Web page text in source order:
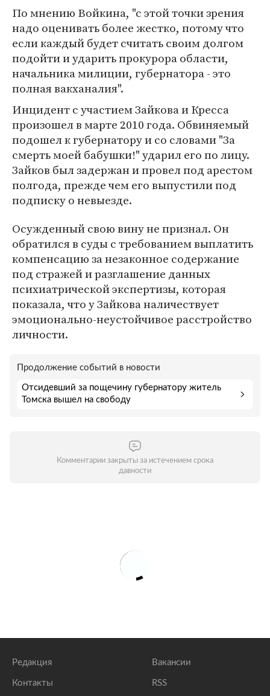
По мнению Войкина, "с этой точки зрения
надо оценивать более жестко, потому что
если каждый будет считать своим долгом
подойти и ударить прокурора области,
начальника милиции, губернатора - это
полная вакханалия".
Инцидент с участием Зайкова и Кресса
произошел в марте 2010 года. Обвиняемый
подошел к губернатору и со словами "За
смерть моей бабушки!" ударил его по лицу.
Зайков был задержан и провел под арестом
полгода, прежде чем его выпустили под
подписку о невыезде.
Осужденный свою вину не признал. Он
обратился в суды с требованием выплатить
компенсацию за незаконное содержание
под стражей и разглашение данных
психиатрической экспертизы, которая
показала, что у Зайкова наличествует
эмоционально-неустойчивое расстройство
личности.
Продолжение событий в новости
Отсидевший за пощечину губернатору житель
Томска вышел на свободу
Комментарии закрыты за истечением срока
давности
Редакция
Контакты
Вакансии
RSS